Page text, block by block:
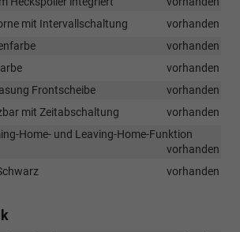
mit Intervallschaltung
vorhanden
vorhanden
vorhanden
Frontscheibe
vorhanden
mit Zeitabschaltung
vorhanden
Home- und Leaving-Home-Funktion
vorhanden
vorhanden